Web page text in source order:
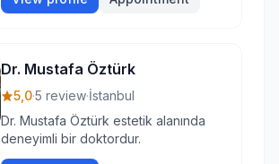
Dr. Mustafa Öztürk
5,0·5 review·İstanbul
Dr. Mustafa Öztürk estetik alanında
deneyimli bir doktordur.